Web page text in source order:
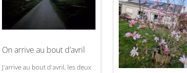
On arrive au bout d’avril
J'arrive au bout d'avril, les deux